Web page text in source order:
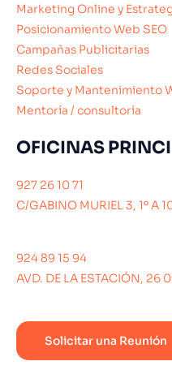
Marketing Online y
Posicionamiento Web SEO
Campañas Publicitarias
Redes Sociales
Soporte y Mantenimiento
Mentoría / consultoría
OFICINAS
927 26 10 71
C/GABINO MURIEL 3, 1º A
924 89 15 94
AVD. DE LA ESTACIÓN, 26
Solicitar una Reunión